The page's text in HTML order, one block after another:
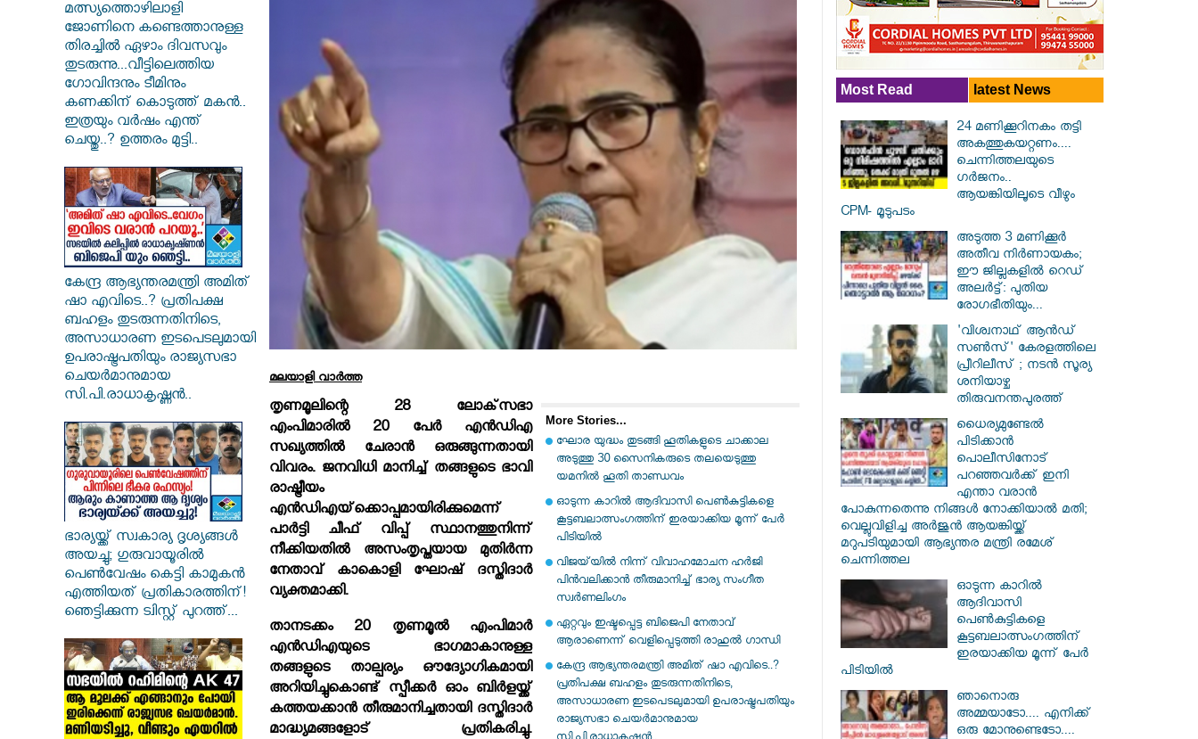
മത്സ്യത്തൊഴിലാളി
ജോണിനെ കണ്ടെത്താനുള്ള
തിരച്ചിൽ ഏഴാം ദിവസവും
തുടരുന്നു...വീട്ടിലെത്തിയ
ഗോവിന്ദനും ടീമിനും
കണക്കിന് കൊടുത്ത് മകൻ..
ഇത്രയും വർഷം എന്ത്
ചെയ്തു..? ഉത്തരം മുട്ടി..
കേന്ദ്ര ആഭ്യന്തരമന്ത്രി അമിത്
ഷാ എവിടെ..? പ്രതിപക്ഷ
ബഹളം തുടരുന്നതിനിടെ,
അസാധാരണ ഇടപെടലുമായി
ഉപരാഷ്ട്രപതിയും രാജ്യസഭാ
ചെയർമാനുമായ
സി.പി.രാധാകൃഷ്ണൻ..
ഭാര്യയ്ക്ക് സ്വകാര്യ ദൃശ്യങ്ങൾ
അയച്ചു; ഗുരുവായൂരിൽ
പെൺവേഷം കെട്ടി കാമുകൻ
എത്തിയത് പ്രതികാരത്തിന്!
ഞെട്ടിക്കുന്ന ട്വിസ്റ്റ് പുറത്ത്...
മലയാളി വാര്‍ത്ത
More Stories...
ഘോര യുദ്ധം തുടങ്ങി ഹൂതികളുടെ ചാക്കാല
അടുത്തു 30 സൈനികരുടെ തലയെടുത്തു
യമനിൽ ഹൂതി താണ്ഡവം
ഓടുന്ന കാറില്‍ ആദിവാസി പെണ്‍കുട്ടികളെ
കൂട്ടബലാത്സംഗത്തിന് ഇരയാക്കിയ മൂന്ന് പേര്‍
പിടിയില്‍
വിജയ്‌യില്‍ നിന്ന് വിവാഹമോചന ഹര്‍ജി
പിന്‍വലിക്കാന്‍ തീരുമാനിച്ച് ഭാര്യ സംഗീത
സ്വര്‍ണലിംഗം
ഏറ്റവും ഇഷ്ടപ്പെട്ട ബിജെപി നേതാവ്
ആരാണെന്ന് വെളിപ്പെടുത്തി രാഹുല്‍ ഗാന്ധി
കേന്ദ്ര ആഭ്യന്തരമന്ത്രി അമിത് ഷാ എവിടെ..?
പ്രതിപക്ഷ ബഹളം തുടരുന്നതിനിടെ,
അസാധാരണ ഇടപെടലുമായി ഉപരാഷ്ട്രപതിയും
രാജ്യസഭാ ചെയർമാനുമായ
തൃണമൂലിന്റെ 28 ലോക്‌സഭാ
എംപിമാരില്‍ 20 പേര്‍ എന്‍ഡിഎ
സഖ്യത്തില്‍ ചേരാന്‍ ഒരുങ്ങുന്നതായി
വിവരം. ജനവിധി മാനിച്ച് തങ്ങളുടെ ഭാവി
രാഷ്ട്രീയം
എന്‍ഡിഎയ്‌ക്കൊപ്പമായിരിക്കുമെന്ന്
പാര്‍ട്ടി ചീഫ് വിപ്പ് സ്ഥാനത്തുനിന്ന്
നീക്കിയതില്‍ അസംതൃപ്തയായ മുതിര്‍ന്ന
നേതാവ് കാകൊളി ഘോഷ് ദസ്തിദാര്‍
വ്യക്തമാക്കി.
താനടക്കം 20 തൃണമൂല്‍ എംപിമാര്‍
എന്‍ഡിഎയുടെ ഭാഗമാകാനുള്ള
തങ്ങളുടെ താല്പര്യം ഔദ്യോഗികമായി
അറിയിച്ചുകൊണ്ട് സ്പീക്കര്‍ ഓം ബിര്‍ളയ്ക്ക്
കത്തയക്കാന്‍ തീരുമാനിച്ചതായി ദസ്തിദാര്‍
മാദ്ധ്യമങ്ങളോട് പ്രതികരിച്ചു.
Most Read latest News
24 മണിക്കൂറിനകം തട്ടി
അകത്തുകയറ്റണം....
ചെന്നിത്തലയുടെ
ഗർജനം..
ആയങ്കിയിലൂടെ വീഴും
CPM- മൂടുപടം
അടുത്ത 3 മണിക്കൂർ
അതീവ നിർണായകം;
ഈ ജില്ലകളിൽ റെഡ്
അലർട്ട്: പുതിയ
രോഗഭീതിയും...
'വിശ്വനാഥ് ആന്‍ഡ്
സണ്‍സ്' കേരളത്തിലെ
പ്രീറിലീസ് ; നടന്‍ സൂര്യ
ശനിയാഴ്ച
തിരുവനന്തപുരത്ത്
ധൈര്യമുണ്ടേൽ
പിടിക്കാൻ
പൊലീസിനോട്
പറഞ്ഞവർക്ക് ഇനി
എന്താ വരാൻ
പോകുന്നതെന്നു നിങ്ങൾ നോക്കിയാൽ മതി;
വെല്ലുവിളിച്ച അർജുൻ ആയങ്കിയ്ക്ക്
മറുപടിയുമായി ആഭ്യന്തര മന്ത്രി രമേശ്
ചെന്നിത്തല
ഓടുന്ന കാറില്‍
ആദിവാസി
പെണ്‍കുട്ടികളെ
കൂട്ടബലാത്സംഗത്തിന്
ഇരയാക്കിയ മൂന്ന് പേര്‍
പിടിയില്‍
ഞാനൊരു
അമ്മയാടോ.... എനിക്ക്
ഒരു മോനുണ്ടെടോ....